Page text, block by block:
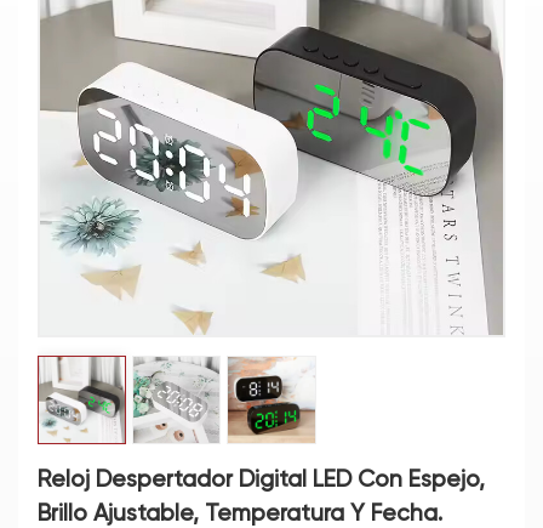
Reloj Despertador Digital LED Con Espejo,
Brillo Ajustable, Temperatura Y Fecha.